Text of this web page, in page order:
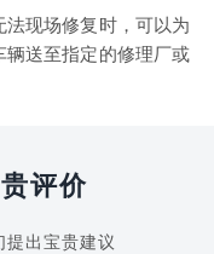
现场修复时，可以为
送至指定的修理厂或
评价
提出宝贵建议